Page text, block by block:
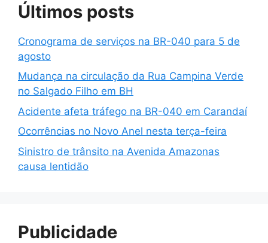
Últimos posts
Cronograma de serviços na BR-040 para 5 de
agosto
Mudança na circulação da Rua Campina Verde
no Salgado Filho em BH
Acidente afeta tráfego na BR-040 em Carandaí
Ocorrências no Novo Anel nesta terça-feira
Sinistro de trânsito na Avenida Amazonas
causa lentidão
Publicidade